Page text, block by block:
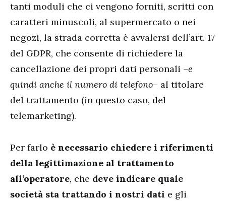
tanti moduli che ci vengono forniti, scritti con
caratteri minuscoli, al supermercato o nei
negozi, la strada corretta è avvalersi dell’art. 17
del GDPR, che consente di richiedere la
cancellazione dei propri dati personali –e
quindi anche il numero di telefono– al titolare
del trattamento (in questo caso, del
telemarketing).
Per farlo è necessario chiedere i riferimenti
della legittimazione al trattamento
all’operatore, che deve indicare quale
società sta trattando i nostri dati e gli